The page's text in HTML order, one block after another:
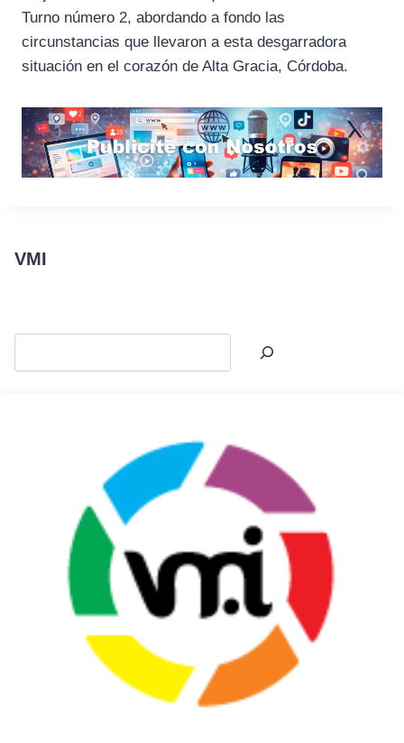
Turno número 2, abordando a fondo las
circunstancias que llevaron a esta desgarradora
situación en el corazón de Alta Gracia, Córdoba.
VMI